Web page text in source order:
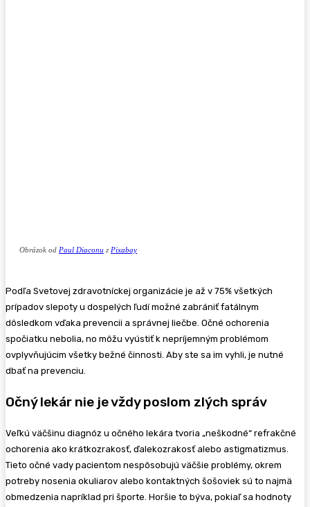
Obrázok od Paul Diaconu z Pixabay
Podľa Svetovej zdravotníckej organizácie je až v 75% všetkých
prípadov slepoty u dospelých ľudí možné zabrániť fatálnym
dôsledkom vďaka prevencii a správnej liečbe. Očné ochorenia
spočiatku nebolia, no môžu vyústiť k nepríjemným problémom
ovplyvňujúcim všetky bežné činnosti. Aby ste sa im vyhli, je nutné
dbať na prevenciu.
Očný lekár nie je vždy poslom zlých správ
Veľkú väčšinu diagnóz u očného lekára tvoria „neškodné“ refrakčné
ochorenia ako krátkozrakosť, ďalekozrakosť alebo astigmatizmus.
Tieto očné vady pacientom nespôsobujú väčšie problémy, okrem
potreby nosenia okuliarov alebo kontaktných šošoviek sú to najmä
obmedzenia napríklad pri športe. Horšie to býva, pokiaľ sa hodnoty